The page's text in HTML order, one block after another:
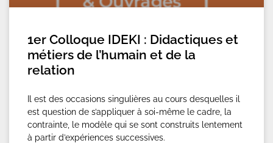
1er Colloque IDEKI : Didactiques et
métiers de l’humain et de la
relation
Il est des occasions singulières au cours desquelles il
est question de s’appliquer à soi-même le cadre, la
contrainte, le modèle qui se sont construits lentement
à partir d’expériences successives.